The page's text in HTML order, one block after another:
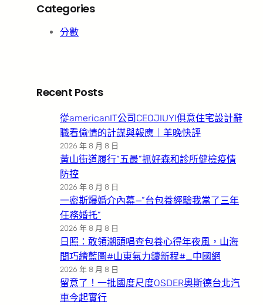
Categories
分數
Recent Posts
從americanIT公司CEOJIUYI俱意住宅設計辭
職看偷情的計謀與報應｜羊晚快評
2026 年 8 月 8 日
黃山街道履行“五最”抓好森和診所健檢疫情
防控
2026 年 8 月 8 日
一密斯爆婚介內幕—”台包養經驗我當了三年
任務婚托”
2026 年 8 月 8 日
日照：敢領潮頭唱查包養心得年夜風，山海
間巧繪藍圖#山東氣力鑄新程#_中國網
2026 年 8 月 8 日
留意了！一批國度尺度OSDER奧斯德台北汽
車今起實行